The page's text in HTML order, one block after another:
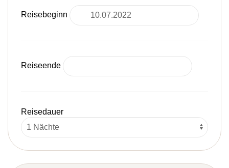
Reisebeginn
Reiseende
Reisedauer